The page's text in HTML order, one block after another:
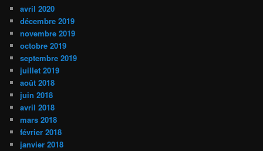
avril 2020
décembre 2019
novembre 2019
octobre 2019
septembre 2019
juillet 2019
août 2018
juin 2018
avril 2018
mars 2018
février 2018
janvier 2018